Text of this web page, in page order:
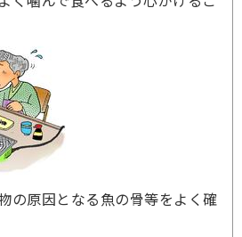
の原因となる魚の骨等をよく確